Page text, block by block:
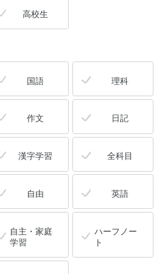
高校生
国語 理科
作文 日記
漢字学習 全科目
自由 英語
自主・家庭
学習
ハーフノー
ト